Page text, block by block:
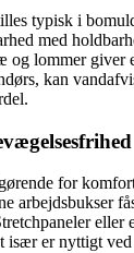
typisk i
med
lommer giver
kan
for
arbejdsbukser
eller
især er nyttigt